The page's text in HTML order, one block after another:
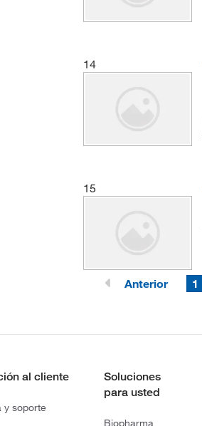
14
15
Anterior
1
al cliente
y soporte
Soluciones
para usted
Biopharma